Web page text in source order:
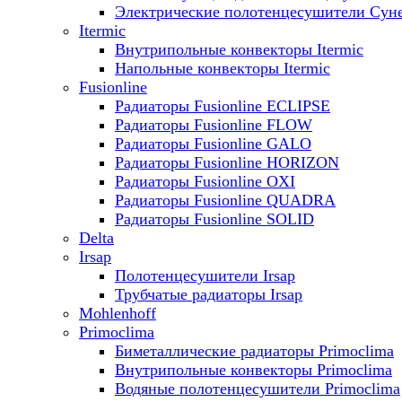
Электрические полотенцесушители
Itermic
Внутрипольные конвекторы Itermic
Напольные конвекторы Itermic
Fusionline
Радиаторы Fusionline ECLIPSE
Радиаторы Fusionline FLOW
Радиаторы Fusionline GALO
Радиаторы Fusionline HORIZON
Радиаторы Fusionline OXI
Радиаторы Fusionline QUADRA
Радиаторы Fusionline SOLID
Delta
Irsap
Полотенцесушители Irsap
Трубчатые радиаторы Irsap
Mohlenhoff
Primoclima
Биметаллические радиаторы Primoclima
Внутрипольные конвекторы Primoclima
Водяные полотенцесушители Primoclima